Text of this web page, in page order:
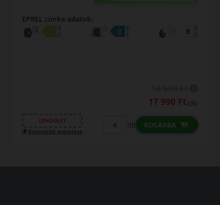
EPREL cimke adatok:
17 990 Ft/db
LENDÜLET
Kuponkód másolása
db KOSÁRBA